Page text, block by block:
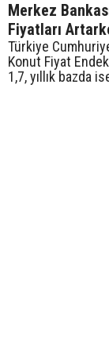
Merkez
Fiyatları
Türkiye
Konut Fiyat
1,7, yıllık bazda